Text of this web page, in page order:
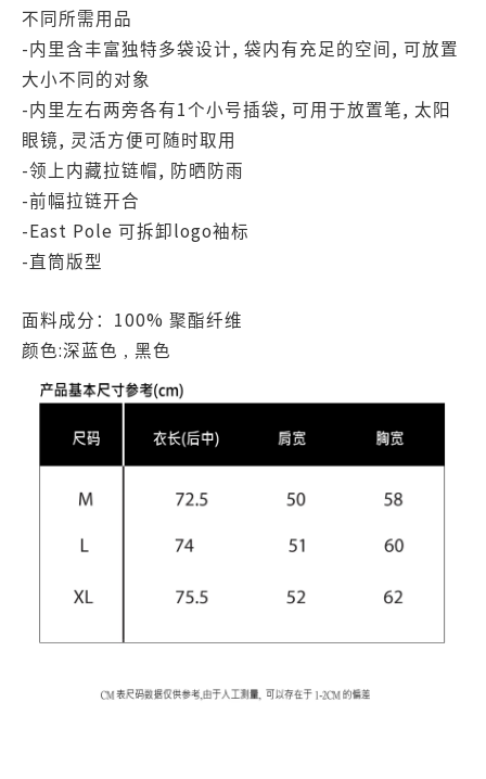
不同所需用品
-内里含丰富独特多袋设计, 袋内有充足的空间 , 可放置
大小不同的对象
-内里左右两旁各有1个小号插袋, 可用于放置笔, 太阳
眼镜, 灵活方便可随时取用
-领上内藏拉链帽, 防晒防雨
-前幅拉链开合
-East Pole 可拆卸logo袖标
-直筒版型
面料成分： 100% 聚酯纤维
颜色:深蓝色 , 黑色